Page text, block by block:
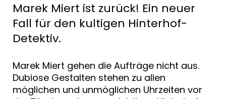
Marek Miert ist zurück! Ein neuer
Fall für den kultigen Hinterhof-
Detektiv.
Marek Miert gehen die Aufträge nicht aus.
Dubiose Gestalten stehen zu allen
möglichen und unmöglichen Uhrzeiten vor